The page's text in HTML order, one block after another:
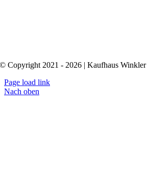
© Copyright 2021 - 2026 | Kaufhaus Winkler
Page load link
Nach oben